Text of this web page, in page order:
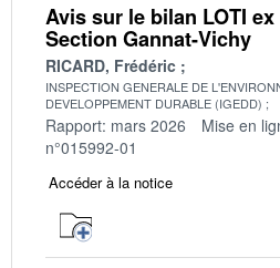
Avis sur le bilan LOTI ex
Section Gannat-Vichy
RICARD, Frédéric
INSPECTION GENERALE DE
DEVELOPPEMENT DURABLE (IGEDD)
Rapport: mars 2026 Mise en
n°015992-01
Accéder à la notice